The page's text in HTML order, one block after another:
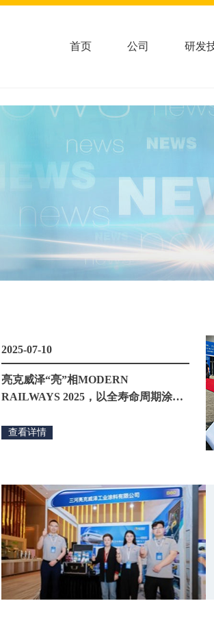
首页 公司 研发
2025-07-10
亮克威泽“亮”相MODERN
RAILWAYS 2025，以全寿命周期涂装
查看详情